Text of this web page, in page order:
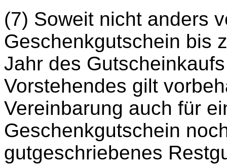
(7) Soweit nicht anders
Geschenkgutschein bis
Jahr des
Vorstehendes gilt
Vereinbarung auch für
Geschenkgutschein
gutgeschriebenes